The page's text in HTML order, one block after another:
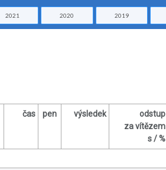
2021 2020 2019
čas pen výsledek
odstup
za vítězem
s / %